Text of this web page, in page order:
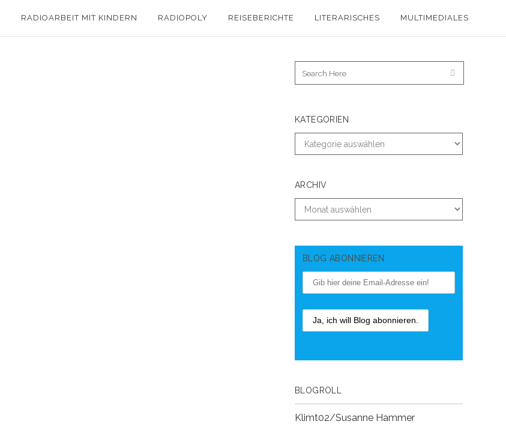
RADIOARBEIT MIT KINDERN RADIOPOLY REISEBERICHTE LITERARISCHES MULTIMEDIALES
KATEGORIEN
ARCHIV
BLOG ABONNIEREN
BLOGROLL
Klimt02/Susanne Hammer